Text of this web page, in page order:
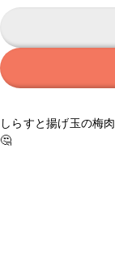
しらすと揚げ玉の梅
🤔